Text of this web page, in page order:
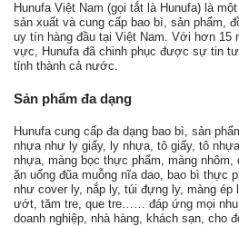
Hunufa Việt Nam (gọi tắt là Hunufa) là
sản xuất và cung cấp bao bì, sản phẩm,
uy tín hàng đầu tại Việt Nam. Với hơn 15
vực, Hunufa đã chinh phục được sự tin
tỉnh thành cả nước.
Sản phẩm đa dạng
Hunufa cung cấp đa dạng bao bì, sản
nhựa như ly giấy, ly nhựa, tô giấy, tô
nhựa, màng bọc thực phẩm, màng
ăn uống đũa muỗng nĩa dao, bao bì thực
như cover ly, nắp ly, túi đựng ly, màng ép
ướt, tăm tre, que tre…… đáp ứng mọi nhu
doanh nghiệp, nhà hàng, khách sạn, cho